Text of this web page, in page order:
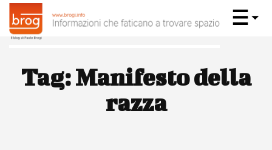
Tag:Manifesto della
razza